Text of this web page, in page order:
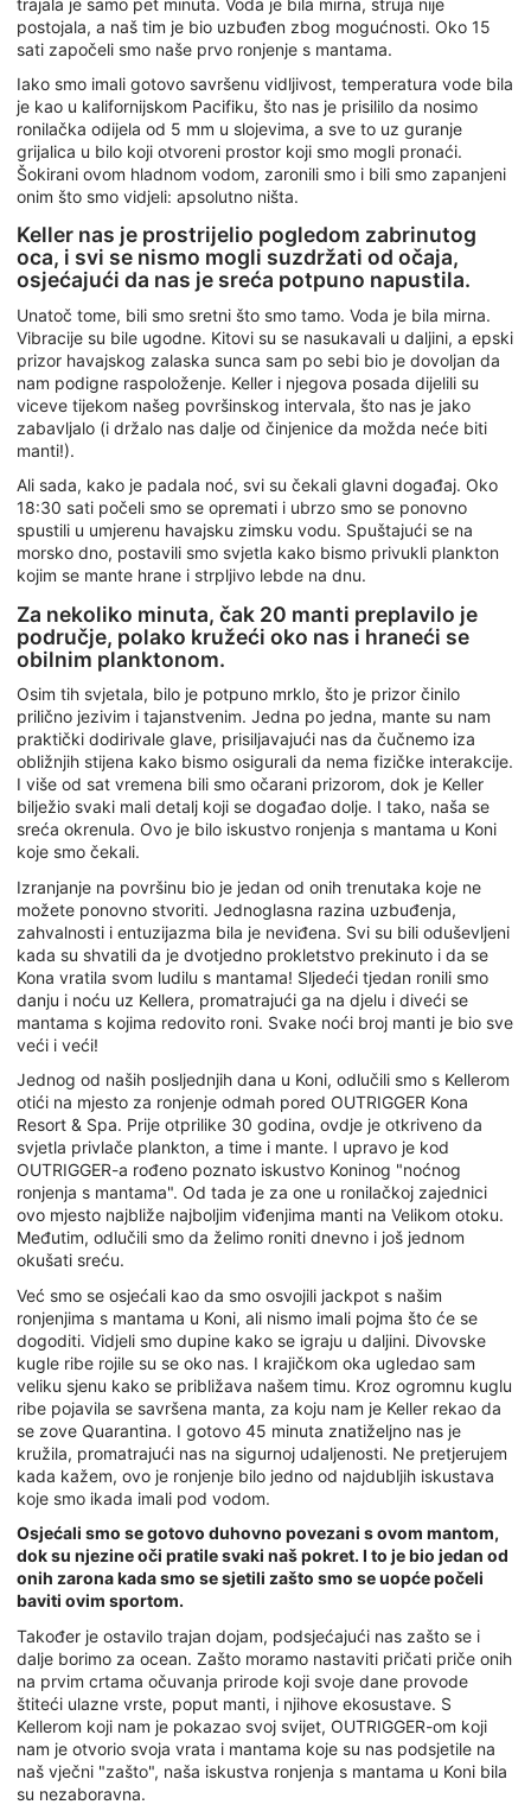
postojala, a naš tim je bio uzbuđen zbog mogućnosti. Oko 15
sati započeli smo naše prvo ronjenje s mantama.
Iako smo imali gotovo savršenu vidljivost, temperatura vode bila
je kao u kalifornijskom Pacifiku, što nas je prisililo da nosimo
ronilačka odijela od 5 mm u slojevima, a sve to uz guranje
grijalica u bilo koji otvoreni prostor koji smo mogli pronaći.
Šokirani ovom hladnom vodom, zaronili smo i bili smo zapanjeni
onim što smo vidjeli: apsolutno ništa.
Keller nas je prostrijelio pogledom zabrinutog
oca, i svi se nismo mogli suzdržati od očaja,
osjećajući da nas je sreća potpuno napustila.
Unatoč tome, bili smo sretni što smo tamo. Voda je bila mirna.
Vibracije su bile ugodne. Kitovi su se nasukavali u daljini, a epski
prizor havajskog zalaska sunca sam po sebi bio je dovoljan da
nam podigne raspoloženje. Keller i njegova posada dijelili su
viceve tijekom našeg površinskog intervala, što nas je jako
zabavljalo (i držalo nas dalje od činjenice da možda neće biti
manti!).
Ali sada, kako je padala noć, svi su čekali glavni događaj. Oko
18:30 sati počeli smo se opremati i ubrzo smo se ponovno
spustili u umjerenu havajsku zimsku vodu. Spuštajući se na
morsko dno, postavili smo svjetla kako bismo privukli plankton
kojim se mante hrane i strpljivo lebde na dnu.
Za nekoliko minuta, čak 20 manti preplavilo je
područje, polako kružeći oko nas i hraneći se
obilnim planktonom.
Osim tih svjetala, bilo je potpuno mrklo, što je prizor činilo
prilično jezivim i tajanstvenim. Jedna po jedna, mante su nam
praktički dodirivale glave, prisiljavajući nas da čučnemo iza
obližnjih stijena kako bismo osigurali da nema fizičke interakcije.
I više od sat vremena bili smo očarani prizorom, dok je Keller
bilježio svaki mali detalj koji se događao dolje. I tako, naša se
sreća okrenula. Ovo je bilo iskustvo ronjenja s mantama u Koni
koje smo čekali.
Izranjanje na površinu bio je jedan od onih trenutaka koje ne
možete ponovno stvoriti. Jednoglasna razina uzbuđenja,
zahvalnosti i entuzijazma bila je neviđena. Svi su bili oduševljeni
kada su shvatili da je dvotjedno prokletstvo prekinuto i da se
Kona vratila svom ludilu s mantama! Sljedeći tjedan ronili smo
danju i noću uz Kellera, promatrajući ga na djelu i diveći se
mantama s kojima redovito roni. Svake noći broj manti je bio sve
veći i veći!
Jednog od naših posljednjih dana u Koni, odlučili smo s Kellerom
otići na mjesto za ronjenje odmah pored OUTRIGGER Kona
Resort & Spa. Prije otprilike 30 godina, ovdje je otkriveno da
svjetla privlače plankton, a time i mante. I upravo je kod
OUTRIGGER-a rođeno poznato iskustvo Koninog "noćnog
ronjenja s mantama". Od tada je za one u ronilačkoj zajednici
ovo mjesto najbliže najboljim viđenjima manti na Velikom otoku.
Međutim, odlučili smo da želimo roniti dnevno i još jednom
okušati sreću.
Već smo se osjećali kao da smo osvojili jackpot s našim
ronjenjima s mantama u Koni, ali nismo imali pojma što će se
dogoditi. Vidjeli smo dupine kako se igraju u daljini. Divovske
kugle ribe rojile su se oko nas. I krajičkom oka ugledao sam
veliku sjenu kako se približava našem timu. Kroz ogromnu kuglu
ribe pojavila se savršena manta, za koju nam je Keller rekao da
se zove Quarantina. I gotovo 45 minuta znatiželjno nas je
kružila, promatrajući nas na sigurnoj udaljenosti. Ne pretjerujem
kada kažem, ovo je ronjenje bilo jedno od najdubljih iskustava
koje smo ikada imali pod vodom.
Osjećali smo se gotovo duhovno povezani s ovom mantom,
dok su njezine oči pratile svaki naš pokret. I to je bio jedan od
onih zarona kada smo se sjetili zašto smo se uopće počeli
baviti ovim sportom.
Također je ostavilo trajan dojam, podsjećajući nas zašto se i
dalje borimo za ocean. Zašto moramo nastaviti pričati priče onih
na prvim crtama očuvanja prirode koji svoje dane provode
štiteći ulazne vrste, poput manti, i njihove ekosustave. S
Kellerom koji nam je pokazao svoj svijet, OUTRIGGER-om koji
nam je otvorio svoja vrata i mantama koje su nas podsjetile na
naš vječni "zašto", naša iskustva ronjenja s mantama u Koni bila
su nezaboravna.